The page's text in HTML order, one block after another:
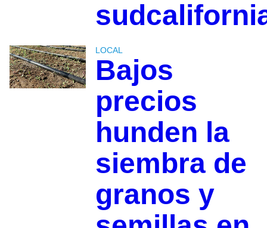
LOCAL
Bajos
precios
hunden la
siembra de
granos y